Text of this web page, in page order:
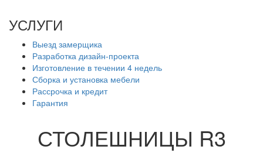
УСЛУГИ
Выезд замерщика
Разработка дизайн-проекта
Изготовление в течении 4 недель
Сборка и установка мебели
Рассрочка и кредит
Гарантия
СТОЛЕШНИЦЫ R3